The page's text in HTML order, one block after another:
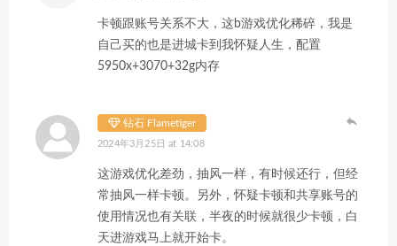
卡顿跟账号关系不大，这b游戏优化稀碎，我是
自己买的也是进城卡到我怀疑人生，配置
5950x+3070+32g内存
钻石 Flametiger
2024年3月25日 at 14:08
这游戏优化差劲，抽风一样，有时候还行，但经
常抽风一样卡顿。另外，怀疑卡顿和共享账号的
使用情况也有关联，半夜的时候就很少卡顿，白
天进游戏马上就开始卡。